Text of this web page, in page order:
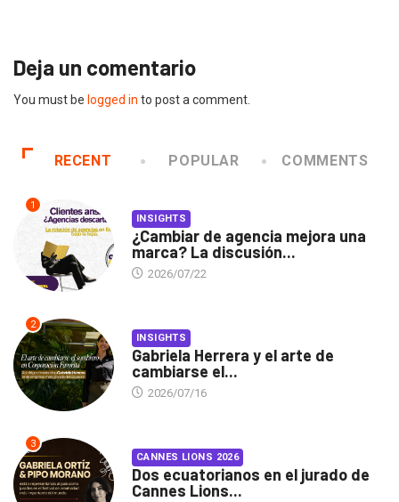
Deja un comentario
You must be logged in to post a comment.
RECENT POPULAR COMMENTS
1
INSIGHTS
¿Cambiar de agencia mejora una
marca? La discusión...
2026/07/22
2
INSIGHTS
Gabriela Herrera y el arte de
cambiarse el...
2026/07/16
3
CANNES LIONS 2026
Dos ecuatorianos en el jurado de
Cannes Lions...